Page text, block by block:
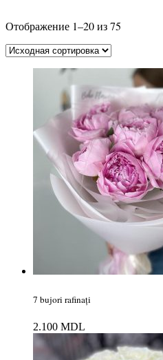
Отображение 1–20 из 75
7 bujori rafinați
2.100 MDL